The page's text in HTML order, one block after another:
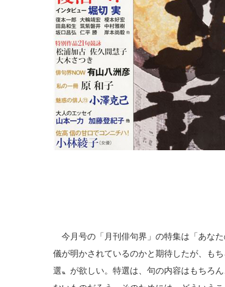
今月号の「月刊俳句界」の特集は「あな
儀が明かされているのかと期待したが、も
選〟が欲しい。特選は、句の内容はもちろ